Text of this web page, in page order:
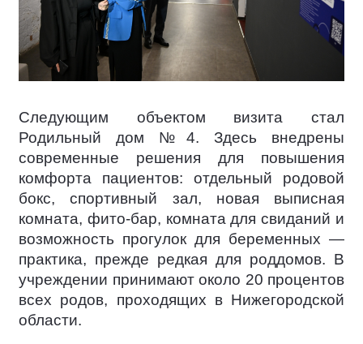
Следующим объектом визита стал
Родильный дом №4. Здесь внедрены
современные решения для повышения
комфорта пациентов: отдельный родовой
бокс, спортивный зал, новая выписная
комната, фито-бар, комната для свиданий и
возможность прогулок для беременных —
практика, прежде редкая для роддомов. В
учреждении принимают около 20 процентов
всех родов, проходящих в Нижегородской
области.